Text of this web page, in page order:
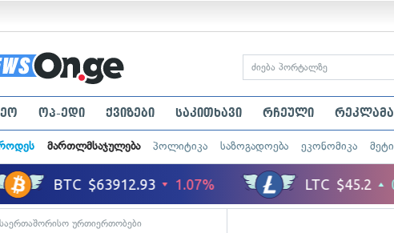
ოპ-ედი ქვიზები საკითხავი რჩეული რეკლამა
მართლმსაჯულება პოლიტიკა საზოგადოება ეკონომიკა მეტი
საერთაშორისო ურთიერთობები